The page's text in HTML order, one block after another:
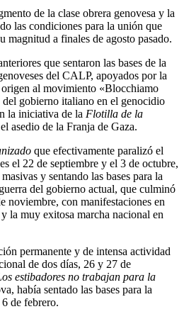
de la clase obrera genovesa y la
las condiciones para la unión que
magnitud a finales de agosto pasado.
que sentaron las bases de la
del CALP, apoyados por la
al movimiento «Blocchiamo
gobierno italiano en el genocidio
la iniciativa de la Flotilla de la
asedio de la Franja de Gaza.
que efectivamente paralizó el
el 22 de septiembre y el 3 de octubre,
y sentando las bases para la
del gobierno actual, que culminó
noviembre, con manifestaciones en
la muy exitosa marcha nacional en
permanente y de intensa actividad
de dos días, 26 y 27 de
estibadores no trabajan para la
había sentado las bases para la
de febrero.